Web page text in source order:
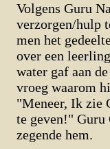
Volgens Guru
verzorgen/hulp
men het
over een
water gaf aan
vroeg waarom
"Meneer, Ik zie
te geven!" Guru
zegende hem.